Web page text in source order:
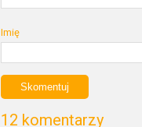
Imię
12 komentarzy